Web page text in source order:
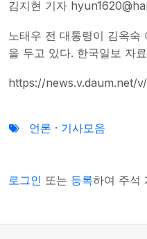
김지현 기자
노태우 전 대통령이 김옥
을 두고 있다. 한국일보 자
https://news.v.daum.net/
언론 · 기사모음
로그인 또는 등록하여 주석